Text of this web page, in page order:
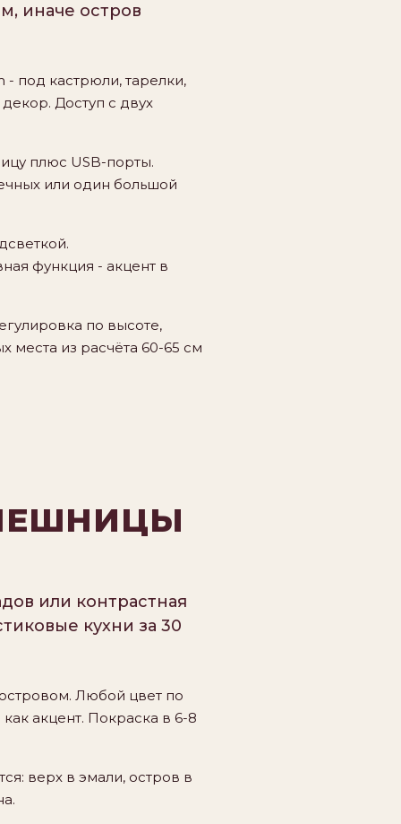
иначе остров
под кастрюли, тарелки,
Доступ с двух
плюс USB-порты.
или один большой
функция - акцент в
по высоте,
места из расчёта 60-65 см
или контрастная
кухни за 30
Любой цвет по
акцент. Покраска в 6-8
верх в эмали, остров в